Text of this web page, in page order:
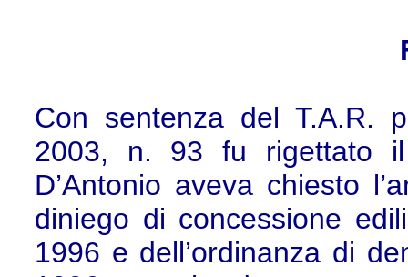
Con sentenza del T.A.R.
2003, n. 93 fu rigettato
D’Antonio aveva chiesto
diniego di concessione
1996 e dell’ordinanza di